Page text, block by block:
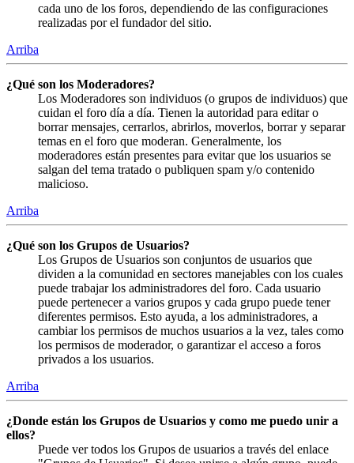
cada uno de los foros, dependiendo de las configuraciones
realizadas por el fundador del sitio.
Arriba
¿Qué son los Moderadores?
Los Moderadores son individuos (o grupos de individuos) que
cuidan el foro día a día. Tienen la autoridad para editar o
borrar mensajes, cerrarlos, abrirlos, moverlos, borrar y separar
temas en el foro que moderan. Generalmente, los
moderadores están presentes para evitar que los usuarios se
salgan del tema tratado o publiquen spam y/o contenido
malicioso.
Arriba
¿Qué son los Grupos de Usuarios?
Los Grupos de Usuarios son conjuntos de usuarios que
dividen a la comunidad en sectores manejables con los cuales
puede trabajar los administradores del foro. Cada usuario
puede pertenecer a varios grupos y cada grupo puede tener
diferentes permisos. Esto ayuda, a los administradores, a
cambiar los permisos de muchos usuarios a la vez, tales como
los permisos de moderador, o garantizar el acceso a foros
privados a los usuarios.
Arriba
¿Donde están los Grupos de Usuarios y como me puedo unir a
ellos?
Puede ver todos los Grupos de usuarios a través del enlace